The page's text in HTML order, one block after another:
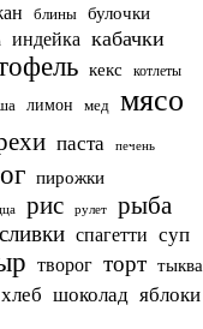
блины булочки
индейка кабачки
кекс котлеты
лимон мед мясо
паста печень
пирожки
рис рулет рыба
сливки спагетти суп
творог торт тыква
хлеб шоколад яблоки